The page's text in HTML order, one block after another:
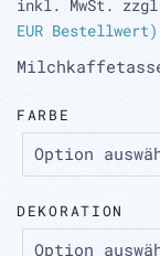
inkl. MwSt.
EUR Bestellwert)
FARBE
DEKORATION